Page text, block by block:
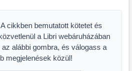
cikkben bemutatott kötetet és
a Libri webáruházában
alábbi gombra, és válogass a
megjelenések közül!